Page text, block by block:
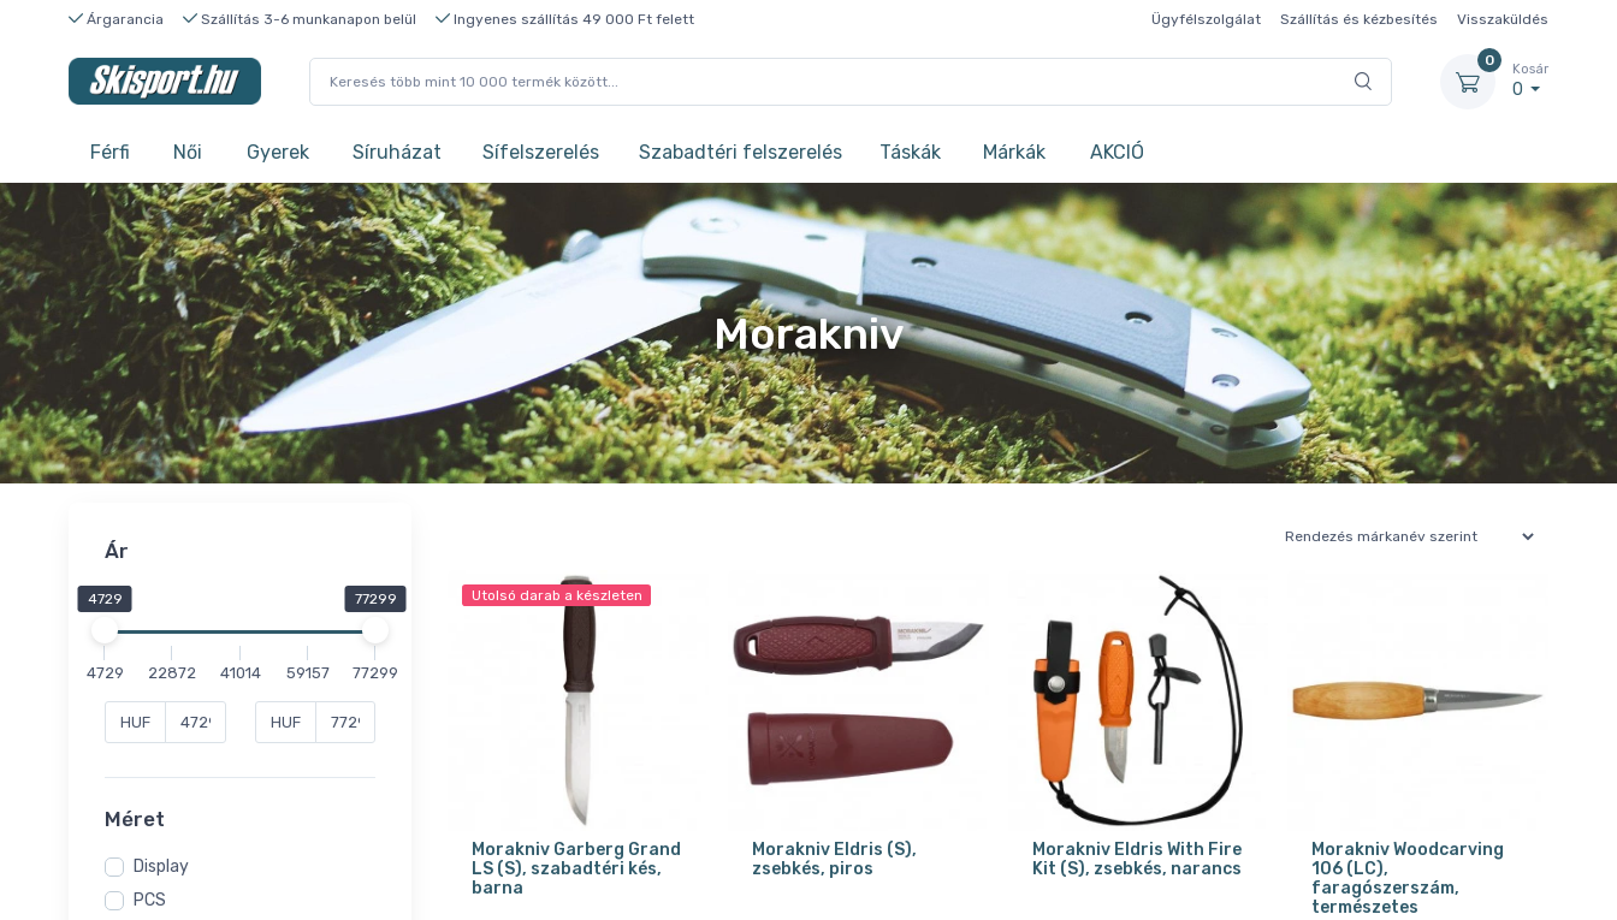
Árgarancia Szállítás 3-6 munkanapon belül Ingyenes szállítás 49 000 Ft felett Ügyfélszolgálat Szállítás és kézbesítés Visszaküldés
0
Kosár
0
Férfi Női Gyerek Síruházat Sífelszerelés Szabadtéri felszerelés Táskák Márkák AKCIÓ
Morakniv
Ár
4729 77299
4729 22872 41014 59157 77299
HUF HUF
Méret
Display
PCS
Utolsó darab a készleten
Morakniv Garberg Grand
LS (S), szabadtéri kés,
barna
Morakniv Eldris (S),
zsebkés, piros
Morakniv Eldris With Fire
Kit (S), zsebkés, narancs
Morakniv Woodcarving
106 (LC),
faragószerszám,
természetes